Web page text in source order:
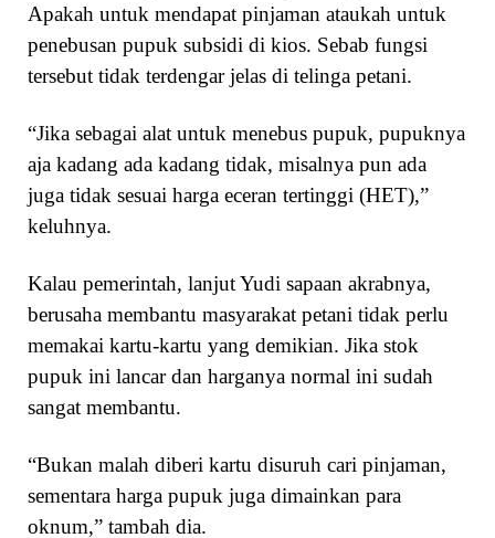
Apakah untuk mendapat pinjaman ataukah untuk
penebusan pupuk subsidi di kios. Sebab fungsi
tersebut tidak terdengar jelas di telinga petani.
“Jika sebagai alat untuk menebus pupuk, pupuknya
aja kadang ada kadang tidak, misalnya pun ada
juga tidak sesuai harga eceran tertinggi (HET),”
keluhnya.
Kalau pemerintah, lanjut Yudi sapaan akrabnya,
berusaha membantu masyarakat petani tidak perlu
memakai kartu-kartu yang demikian. Jika stok
pupuk ini lancar dan harganya normal ini sudah
sangat membantu.
“Bukan malah diberi kartu disuruh cari pinjaman,
sementara harga pupuk juga dimainkan para
oknum,” tambah dia.